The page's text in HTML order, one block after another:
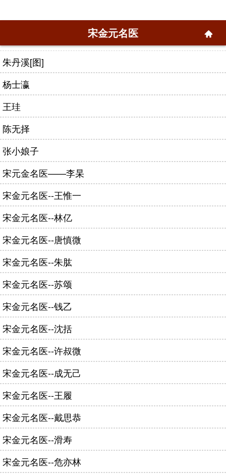
宋金元名医
朱丹溪[图]
杨士瀛
王珪
陈无择
张小娘子
宋元金名医——李杲
宋金元名医--王惟一
宋金元名医--林亿
宋金元名医--唐慎微
宋金元名医--朱肱
宋金元名医--苏颂
宋金元名医--钱乙
宋金元名医--沈括
宋金元名医--许叔微
宋金元名医--成无己
宋金元名医--王履
宋金元名医--戴思恭
宋金元名医--滑寿
宋金元名医--危亦林